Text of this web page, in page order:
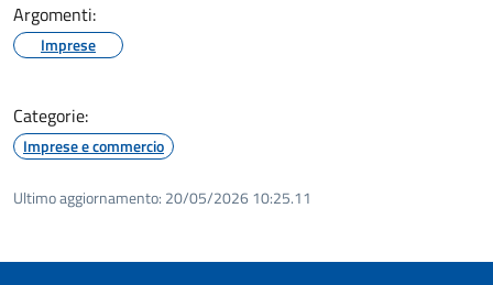
Argomenti:
Imprese
Categorie:
Imprese e commercio
Ultimo aggiornamento: 20/05/2026 10:25.11